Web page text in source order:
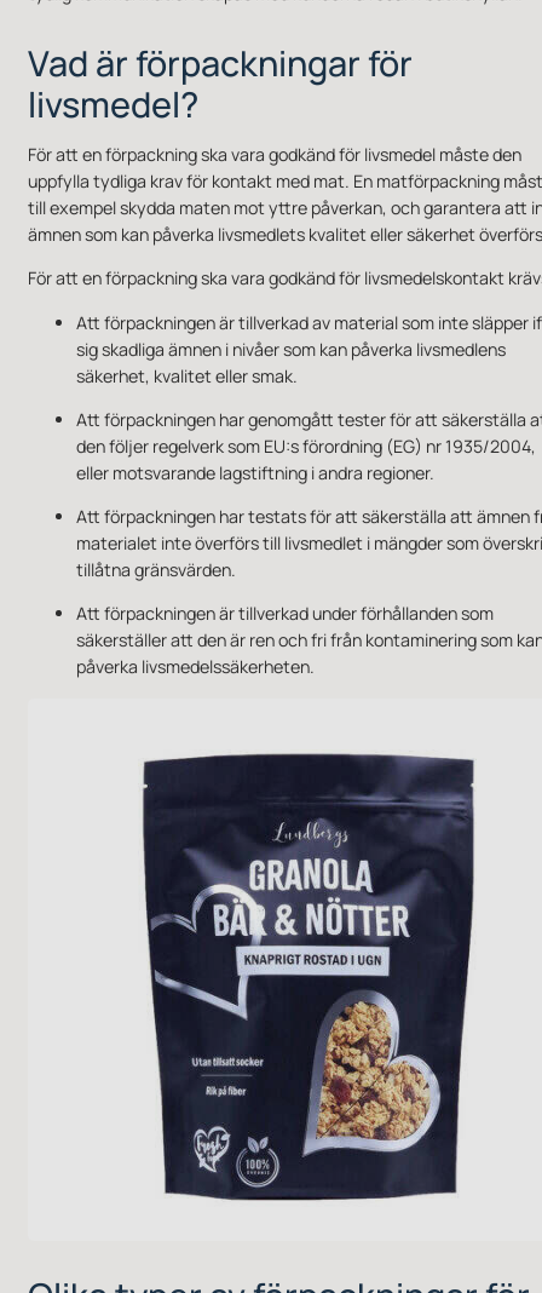
Vad är förpackningar för
livsmedel?
För att en förpackning ska vara godkänd för livsmedel måste den
uppfylla tydliga krav för kontakt med mat. En matförpackning
till exempel skydda maten mot yttre påverkan, och garantera att
ämnen som kan påverka livsmedlets kvalitet eller säkerhet
För att en förpackning ska vara godkänd för livsmedelskontakt
Att förpackningen är tillverkad av material som inte släpper
sig skadliga ämnen i nivåer som kan påverka livsmedlens
säkerhet, kvalitet eller smak.
Att förpackningen har genomgått tester för att säkerställa
den följer regelverk som EU:s förordning (EG) nr 1935/2004,
eller motsvarande lagstiftning i andra regioner.
Att förpackningen har testats för att säkerställa att ämnen
materialet inte överförs till livsmedlet i mängder som
tillåtna gränsvärden.
Att förpackningen är tillverkad under förhållanden som
säkerställer att den är ren och fri från kontaminering som
påverka livsmedelssäkerheten.